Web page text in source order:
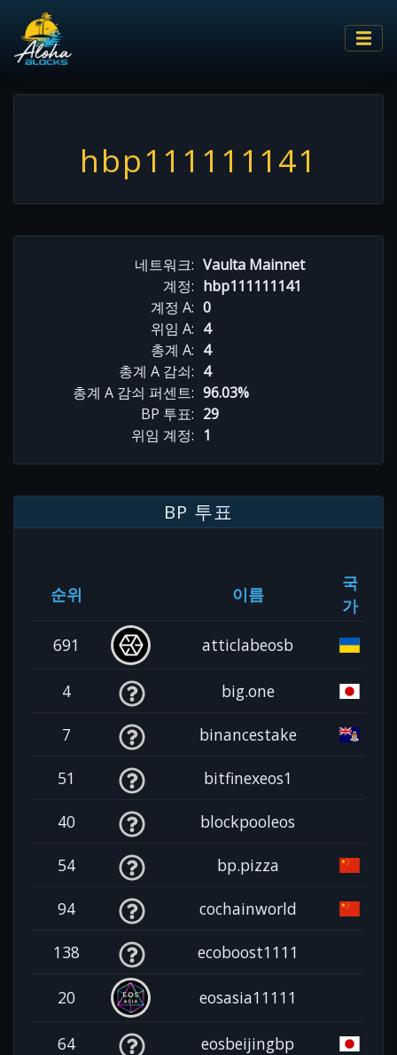
hbp111111141
네트워크: Vaulta Mainnet
계정: hbp111111141
계정 A: 0
위임 A: 4
총계 A: 4
총계 A 감쇠: 4
총계 A 감쇠 퍼센트: 96.03%
BP 투표: 29
위임 계정: 1
BP 투표
순위 이름
국
가
691
atticlabeosb
4 big.one
7 binancestake
51 bitfinexeos1
40 blockpooleos
54 bp.pizza
94 cochainworld
138 ecoboost1111
20 eosasia11111
64 eosbeijingbp